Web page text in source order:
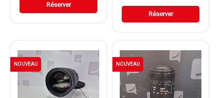
Réserver
Réserver
NOUVEAU NOUVEAU